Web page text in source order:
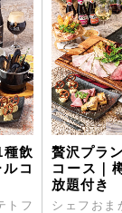
種飲
コ
トフ
贅沢プラ
コース｜
放題付き
シェフおま